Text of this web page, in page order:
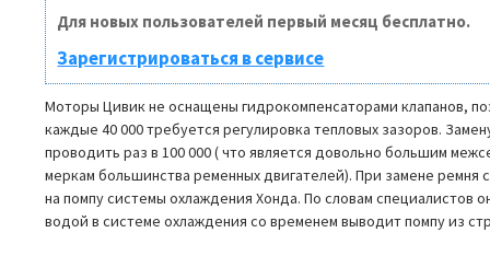
Для новых пользователей первый месяц бесплатно.
Зарегистрироваться в сервисе
Моторы Цивик не оснащены гидрокомпенсаторами клапанов,
каждые 40 000 требуется регулировка тепловых зазоров.
проводить раз в 100 000 ( что является довольно большим
меркам большинства ременных двигателей). При замене ремня
на помпу системы охлаждения Хонда. По словам специалистов
водой в системе охлаждения со временем выводит помпу из